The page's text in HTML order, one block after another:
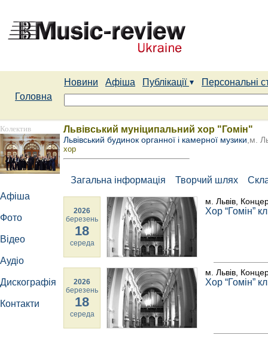
Новини Афіша Публікації
Персональні
Головна
Колектив
Афіша
Фото
Відео
Аудіо
Дискографія
Контакти
Львівський муніципальний хор "Гомін"
Львівський будинок органної і камерної музики ,м.
хор
Загальна інформація Творчий шлях
2026
березень
18
середа
м. Львів,
Хор “Гомін”
2026
березень
18
середа
м. Львів,
Хор “Гомін”